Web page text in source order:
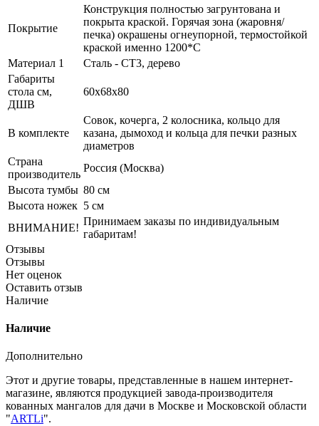
Покрытие
Конструкция полностью загрунтована и
покрыта краской. Горячая зона (жаровня/
печка) окрашены огнеупорной, термостойкой
краской именно 1200*С
Материал 1
Сталь - СТ3, дерево
Габариты
стола см,
ДШВ
60x68x80
В комплекте
Совок, кочерга, 2 колосника, кольцо для
казана, дымоход и кольца для печки разных
диаметров
Страна
производитель
Россия (Москва)
Высота тумбы 80 см
Высота ножек 5 см
ВНИМАНИЕ!
Принимаем заказы по индивидуальным
габаритам!
Отзывы
Отзывы
Нет оценок
Оставить отзыв
Наличие
Наличие
Дополнительно
Этот и другие товары, представленные в нашем интернет-
магазине, являются продукцией завода-производителя
кованных мангалов для дачи в Москве и Московской области
"ARTLi".